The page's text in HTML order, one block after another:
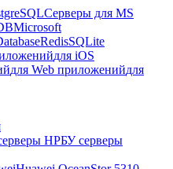
Серверы для MS
Microsoft
RedisSQLite
для iOS
для Web приложенийдля
HPБУ серверы